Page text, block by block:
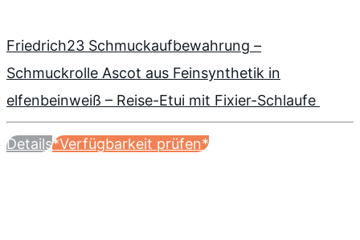
Friedrich23 Schmuckaufbewahrung –
Schmuckrolle Ascot aus Feinsynthetik in
elfenbeinweiß – Reise-Etui mit Fixier-Schlaufe
Details*Verfügbarkeit prüfen*